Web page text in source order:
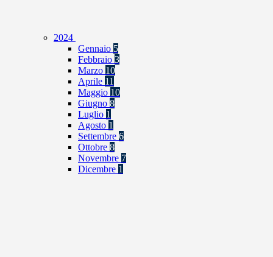
2024
Gennaio 5
Febbraio 3
Marzo 10
Aprile 11
Maggio 10
Giugno 8
Luglio 1
Agosto 1
Settembre 6
Ottobre 8
Novembre 7
Dicembre 1